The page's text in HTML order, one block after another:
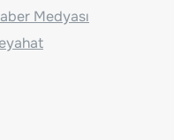
Medyası